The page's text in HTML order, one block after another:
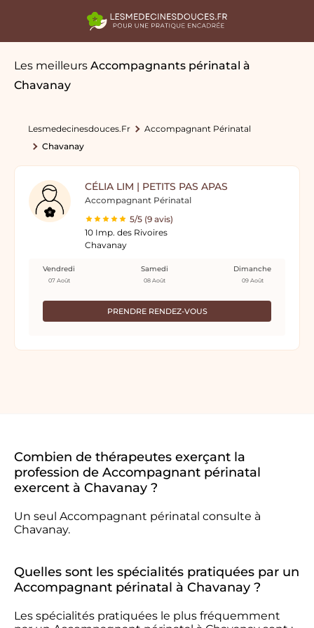
Les meilleurs Accompagnants périnatal à
Chavanay
Lesmedecinesdouces.fr
Accompagnant Périnatal
Chavanay
CÉLIA LIM | PETITS PAS APAS
Accompagnant Périnatal
5/5 (9 avis)
10 Imp. des Rivoires
Chavanay
PRENDRE RENDEZ-VOUS
Vendredi
07 Août
Samedi
08 Août
Dimanche
09 Août
Combien de thérapeutes exerçant la
profession de Accompagnant périnatal
exercent à Chavanay ?
Un seul Accompagnant périnatal consulte à
Chavanay.
Quelles sont les spécialités pratiquées par un
Accompagnant périnatal à Chavanay ?
Les spécialités pratiquées le plus fréquemment